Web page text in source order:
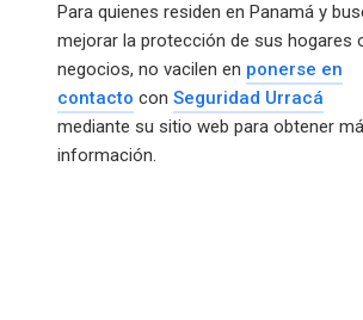
Para quienes residen en Panamá y
mejorar la protección de sus hogares
negocios, no vacilen en ponerse en
contacto con Seguridad Urracá
mediante su sitio web para obtener
información.